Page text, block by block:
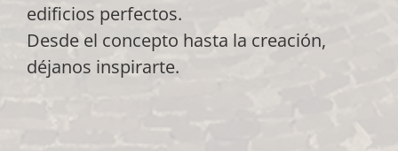
edificios perfectos.
Desde el concepto hasta la creación,
déjanos inspirarte.